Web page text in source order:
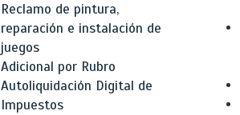
Reclamo de pintura,
reparación e instalación de
juegos
Adicional por Rubro
Autoliquidación Digital de
Impuestos